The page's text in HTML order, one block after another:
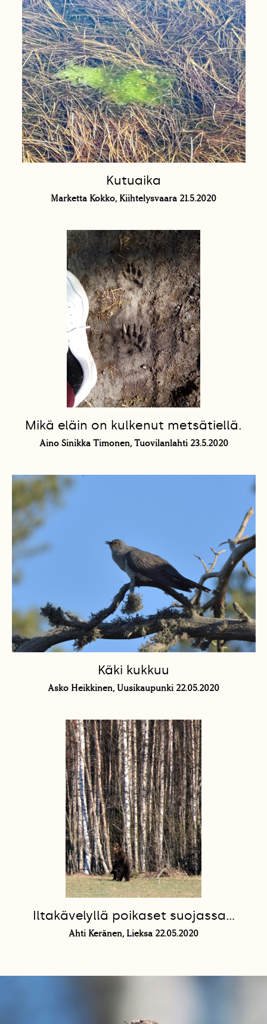
Kutuaika
Marketta Kokko, Kiihtelysvaara 21.5.2020
Mikä eläin on kulkenut metsätiellä.
Aino Sinikka Timonen, Tuovilanlahti 23.5.2020
Käki kukkuu
Asko Heikkinen, Uusikaupunki 22.05.2020
Iltakävelyllä poikaset suojassa...
Ahti Keränen, Lieksa 22.05.2020